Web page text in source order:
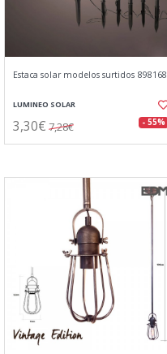
Estaca solar modelos surtidos 898168
LUMINEO SOLAR
3,30€ 7,28€ - 55%